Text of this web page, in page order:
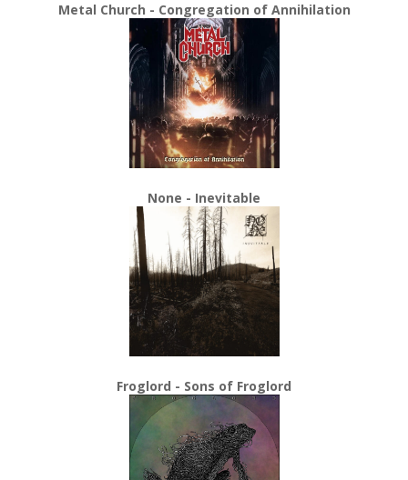
Metal Church - Congregation of Annihilation
None - Inevitable
Froglord - Sons of Froglord